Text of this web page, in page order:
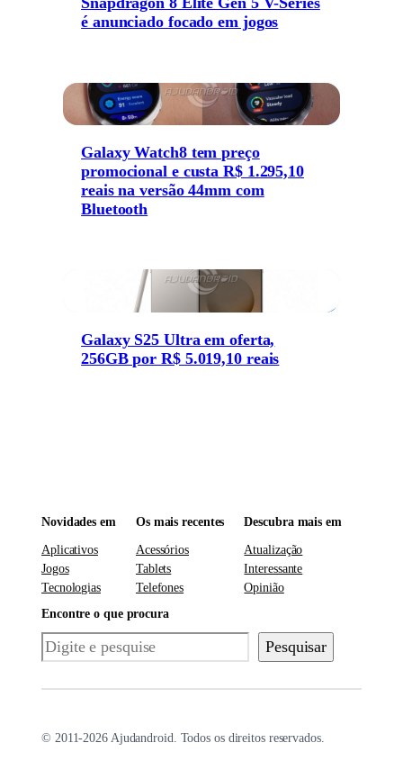
é anunciado focado em jogos
Galaxy Watch8 tem preço
promocional e custa R$ 1.295,10
reais na versão 44mm com
Bluetooth
Galaxy S25 Ultra em oferta,
256GB por R$ 5.019,10 reais
Novidades em
Aplicativos
Jogos
Tecnologias
Os mais recentes
Acessórios
Tablets
Telefones
Descubra mais em
Atualização
Interessante
Opinião
Encontre o que procura
Pesquisar Pesquisar
© 2011-2026 Ajudandroid. Todos os direitos reservados.